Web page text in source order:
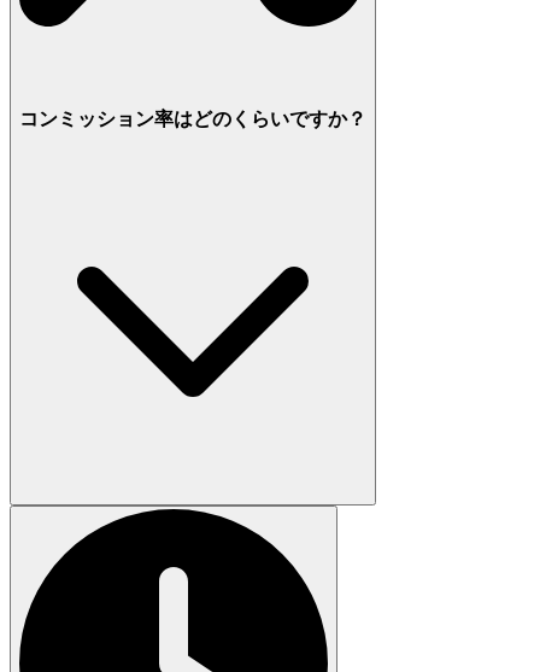
コンミッション率はどのくらいですか？